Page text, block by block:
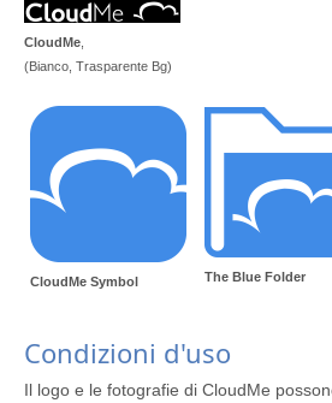
CloudMe
(Bianco, Trasparente Bg)
CloudMe Symbol The Blue Folder
Condizioni d'uso
Il logo e le fotografie di CloudMe